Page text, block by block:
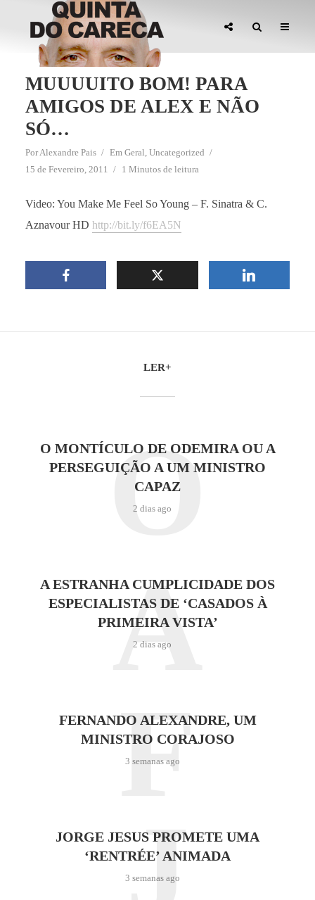
MUUUUITO BOM! PARA
AMIGOS DE ALEX E NÃO
SÓ…
PorAlexandre Pais Em Geral, Uncategorized
15 de Fevereiro, 2011
1 Minutos de leitura
Video: You Make Me Feel So Young – F. Sinatra & C.
Aznavour HD http://bit.ly/f6EA5N
LER+
O MONTÍCULO DE ODEMIRA OU A
PERSEGUIÇÃO A UM MINISTRO
CAPAZ
2 dias ago
O
A ESTRANHA CUMPLICIDADE DOS
ESPECIALISTAS DE ‘CASADOS À
PRIMEIRA VISTA’
2 dias ago
A
FERNANDO ALEXANDRE, UM
MINISTRO CORAJOSO
3 semanas ago
F
JORGE JESUS PROMETE UMA
‘RENTRÉE’ ANIMADA
3 semanas ago
J